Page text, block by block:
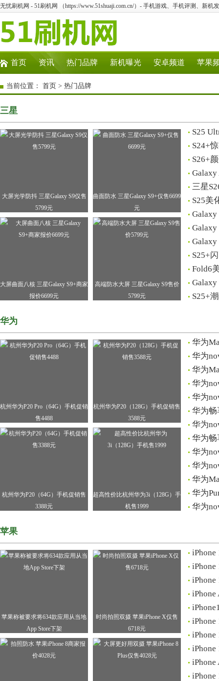
无忧刷机网 - 51刷机网 （https://www.51shuaji.com.cn/）- 手机游戏、手机评测、新机
首页 资讯 热门品牌 新机曝光 安卓频道 苹果
当前位置： 首页 > 热门品牌
三星
大屏光学防抖 三星Galaxy S9仅售
5799元
曲面防水 三星Galaxy S9+仅售6699
元
大屏曲面八核 三星Galaxy S9+商家
报价6699元
高端防水大屏 三星Galaxy S9售价
5799元
S25
S24+
S26+
三星
S25美
S25+
Fold6
S25+
华为
杭州华为P20 Pro（64G）手机促销
售4488
杭州华为P20（128G）手机促销售
3588元
杭州华为P20（64G）手机促销售
3388元
超高性价比杭州华为3i（128G）手
机售1999
华为
华为
华为
华为
华为
华为
华为
华为
华为
华为
华为
华为
华为
苹果
苹果称被要求将634款应用从当地
App Store下架
时尚拍照双摄 苹果iPhone X仅售
6718元